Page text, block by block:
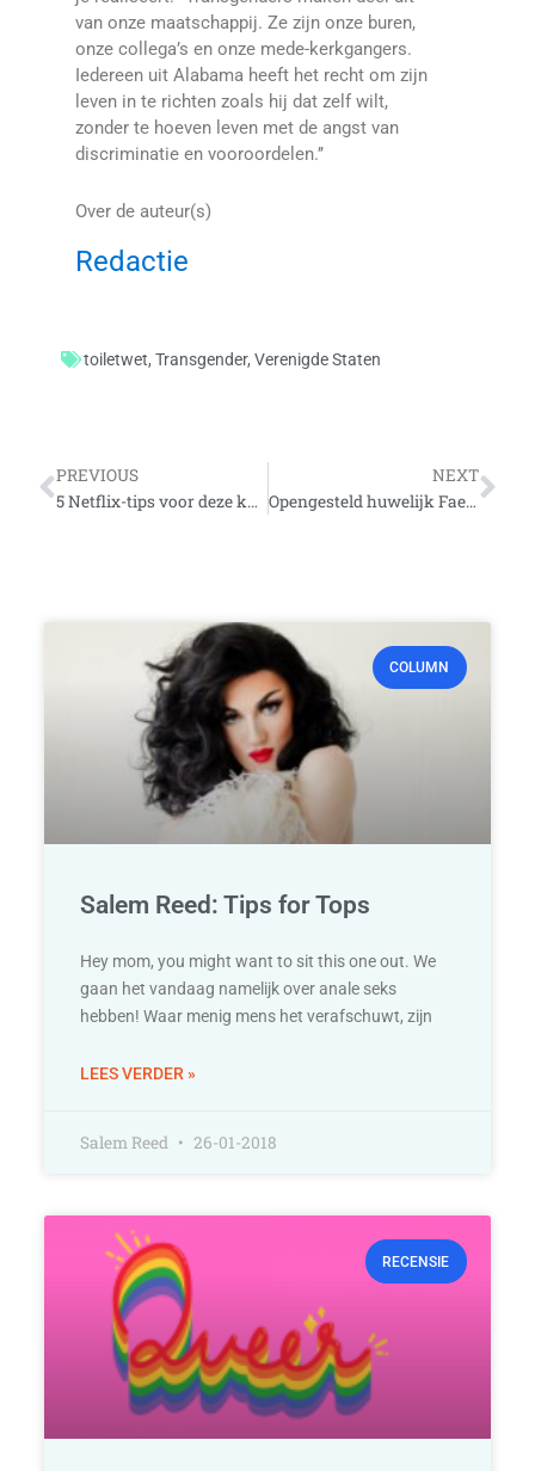
van onze maatschappij. Ze zijn onze buren,
onze collega’s en onze mede-kerkgangers.
Iedereen uit Alabama heeft het recht om zijn
leven in te richten zoals hij dat zelf wilt,
zonder te hoeven leven met de angst van
discriminatie en vooroordelen.’’
Over de auteur(s)
Redactie
toiletwet, Transgender, Verenigde Staten
Vorige
PREVIOUS
5 Netflix-tips voor deze koude Koningsdag
NEXT
Opengesteld huwelijk Faeröer eilanden!
COLUMN
Salem Reed: Tips for Tops
Hey mom, you might want to sit this one out. We
gaan het vandaag namelijk over anale seks
hebben! Waar menig mens het verafschuwt, zijn
LEES VERDER »
Salem Reed 26-01-2018
RECENSIE